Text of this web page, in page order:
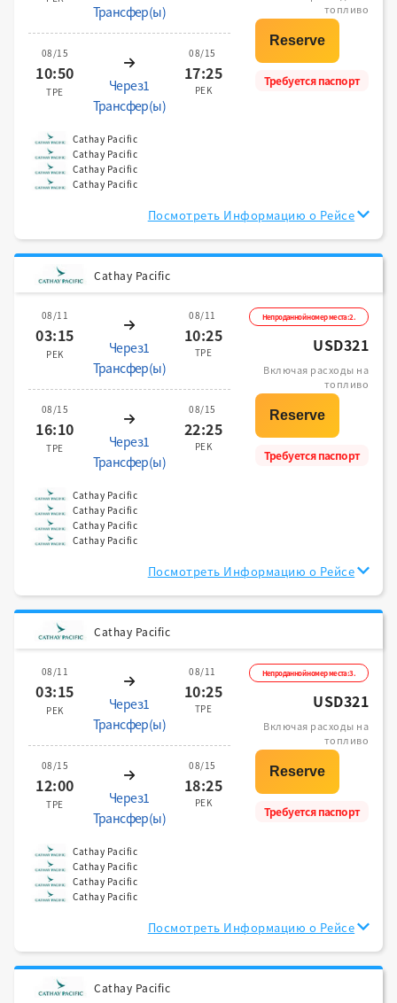
Трансфер(ы)
08/15
10:50
TPE
Через1
Трансфер(ы)
08/15
17:25
PEK
топливо
Требуется паспорт
Cathay Pacific
Cathay Pacific
Cathay Pacific
Cathay Pacific
Посмотреть Информацию о Рейсе
Cathay Pacific
08/11
03:15
PEK
Через1
Трансфер(ы)
08/11
10:25
TPE
08/15
16:10
TPE
Через1
Трансфер(ы)
08/15
22:25
PEK
Непроданной номер места:2.
USD321
Включая расходы на
топливо
Требуется паспорт
Cathay Pacific
Cathay Pacific
Cathay Pacific
Cathay Pacific
Посмотреть Информацию о Рейсе
Cathay Pacific
08/11
03:15
PEK
Через1
Трансфер(ы)
08/11
10:25
TPE
08/15
12:00
TPE
Через1
Трансфер(ы)
08/15
18:25
PEK
Непроданной номер места:3.
USD321
Включая расходы на
топливо
Требуется паспорт
Cathay Pacific
Cathay Pacific
Cathay Pacific
Cathay Pacific
Посмотреть Информацию о Рейсе
Cathay Pacific